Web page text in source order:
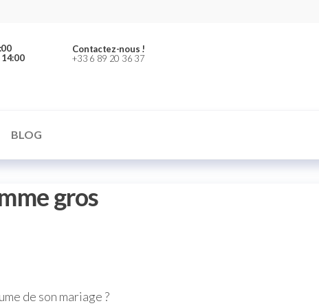
Contactez-nous !
+33 6 89 20 36 37
BLOG
gros
de son mariage ?